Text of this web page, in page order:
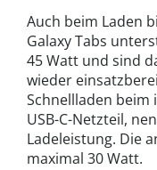
Auch beim Laden
Galaxy Tabs
45 Watt und sind
wieder
Schnellladen beim
USB-C-Netzteil,
Ladeleistung. Die
maximal 30 Watt.